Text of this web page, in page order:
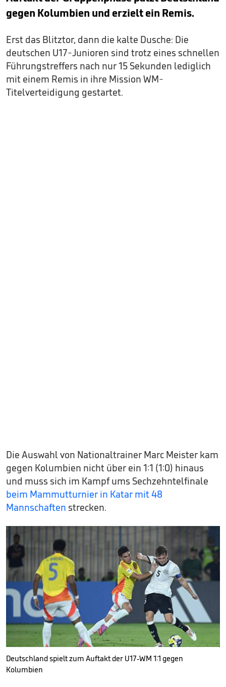
gegen Kolumbien und erzielt ein Remis.
Erst das Blitztor, dann die kalte Dusche: Die
deutschen U17-Junioren sind trotz eines schnellen
Führungstreffers nach nur 15 Sekunden lediglich
mit einem Remis in ihre Mission WM-
Titelverteidigung gestartet.
Die Auswahl von Nationaltrainer Marc Meister kam
gegen Kolumbien nicht über ein 1:1 (1:0) hinaus
und muss sich im Kampf ums Sechzehntelfinale
beim Mammutturnier in Katar mit 48
Mannschaften strecken.
Deutschland spielt zum Auftakt der U17-WM 1:1 gegen
Kolumbien